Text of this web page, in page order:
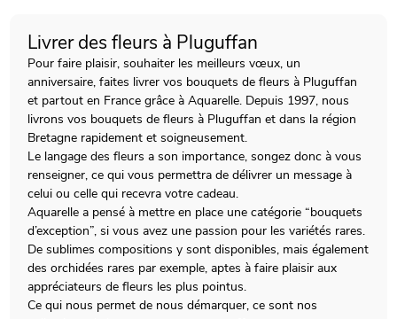
Livrer des fleurs à Pluguffan
Pour faire plaisir, souhaiter les meilleurs vœux, un
anniversaire, faites livrer vos bouquets de fleurs à Pluguffan
et partout en France grâce à Aquarelle. Depuis 1997, nous
livrons vos bouquets de fleurs à Pluguffan et dans la région
Bretagne rapidement et soigneusement.
Le langage des fleurs a son importance, songez donc à vous
renseigner, ce qui vous permettra de délivrer un message à
celui ou celle qui recevra votre cadeau.
Aquarelle a pensé à mettre en place une catégorie “bouquets
d’exception”, si vous avez une passion pour les variétés rares.
De sublimes compositions y sont disponibles, mais également
des orchidées rares par exemple, aptes à faire plaisir aux
appréciateurs de fleurs les plus pointus.
Ce qui nous permet de nous démarquer, ce sont nos